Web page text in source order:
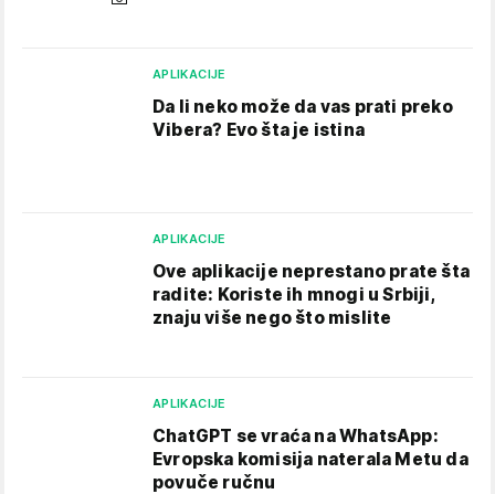
APLIKACIJE
Da li neko može da vas prati preko
Vibera? Evo šta je istina
APLIKACIJE
Ove aplikacije neprestano prate šta
radite: Koriste ih mnogi u Srbiji,
znaju više nego što mislite
APLIKACIJE
ChatGPT se vraća na WhatsApp:
Evropska komisija naterala Metu da
povuče ručnu